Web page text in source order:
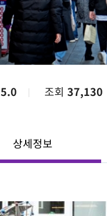
5.0 조회 37,130
상세정보